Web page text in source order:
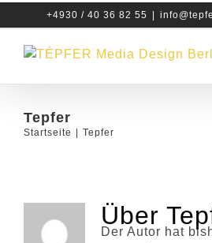
Inhalt
springen
+4930 / 40 36 82 55
Tepfer
Startseite | Tepfer
Über
Der Autor hat